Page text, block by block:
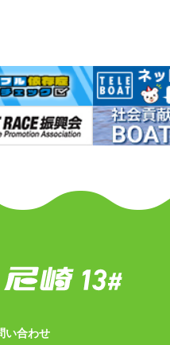
い合わせ